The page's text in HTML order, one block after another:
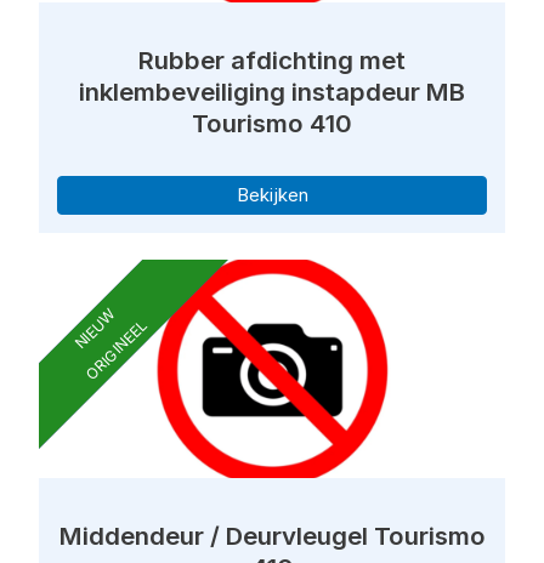
Rubber afdichting met
inklembeveiliging instapdeur MB
Tourismo 410
Bekijken
NIEUW
ORIGINEEL
Middendeur / Deurvleugel Tourismo